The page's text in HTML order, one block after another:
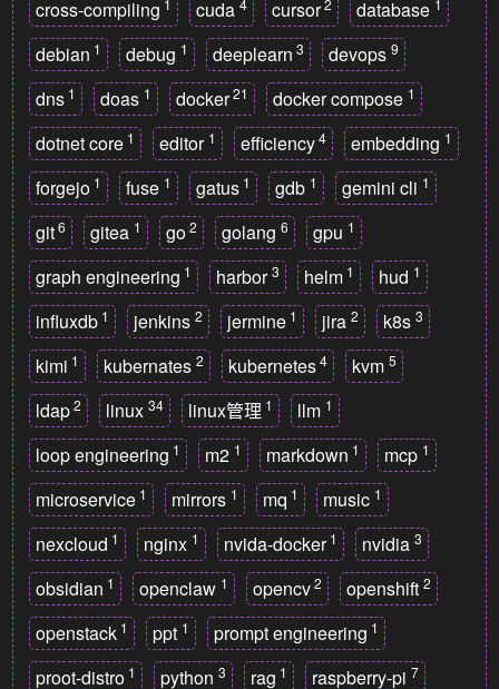
cross-compiling 1 cuda 4 cursor 2 database 1
debian 1 debug 1 deeplearn 3 devops 9
dns 1 doas 1 docker 21 docker compose 1
dotnet core 1 editor 1 efficiency 4 embedding 1
forgejo 1 fuse 1 gatus 1 gdb 1 gemini cli 1
git 6 gitea 1 go 2 golang 6 gpu 1
graph engineering 1 harbor 3 helm 1 hud 1
influxdb 1 jenkins 2 jermine 1 jira 2 k8s 3
kimi 1 kubernates 2 kubernetes 4 kvm 5
ldap 2 linux 34 linux管理 1 llm 1
loop engineering 1 m2 1 markdown 1 mcp 1
microservice 1 mirrors 1 mq 1 music 1
nexcloud 1 nginx 1 nvida-docker 1 nvidia 3
obsidian 1 openclaw 1 opencv 2 openshift 2
openstack 1 ppt 1 prompt engineering 1
proot-distro 1 python 3 rag 1 raspberry-pi 7